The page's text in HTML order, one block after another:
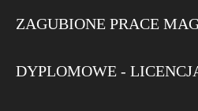
ZAGUBIONE PRACE
DYPLOMOWE -